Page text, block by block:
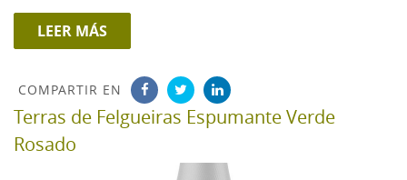
LEER MÁS
COMPARTIR EN
Terras de Felgueiras Espumante Verde
Rosado